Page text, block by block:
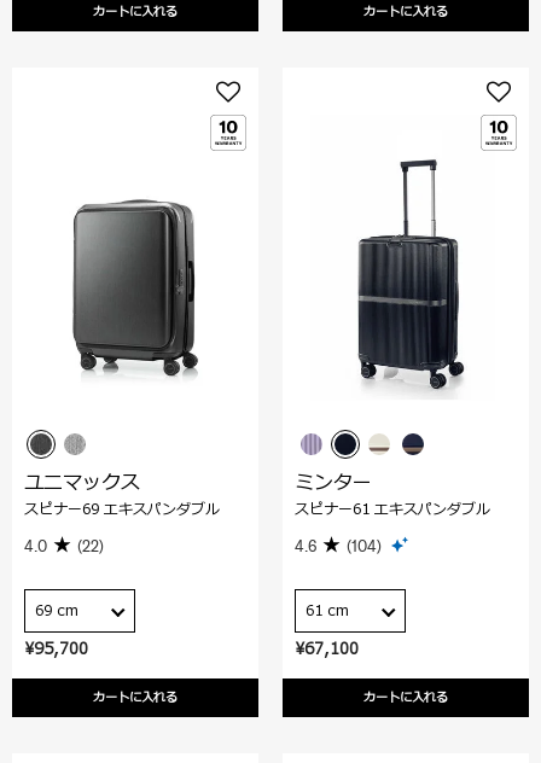
カートに入れる カートに入れる
¥95,700
カートに入れる
ユニマックス
スピナー69 エキスパンダブル
4.0 (22)
69 cm
¥67,100
カートに入れる
ミンター
スピナー61 エキスパンダブル
4.6 (104)
61 cm